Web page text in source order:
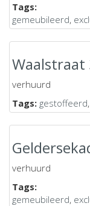
Tags:
gemeubileerd,
Waalstraat
verhuurd
Tags: gestoffeerd,
verhuurd
Tags:
gemeubileerd,